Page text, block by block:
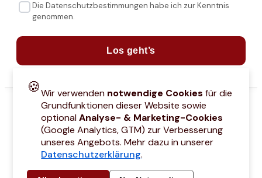
Die Datenschutzbestimmungen habe ich zur Kenntnis
genommen.
Los geht’s
🍪Wir verwenden notwendige Cookies für die
Grundfunktionen dieser Website sowie
optionalAnalyse- & Marketing-Cookies
(Google Analytics, GTM) zur Verbesserung
unseres Angebots. Mehr dazu in unserer
Datenschutzerklärung.